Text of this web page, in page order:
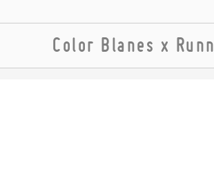
Color Blanes x